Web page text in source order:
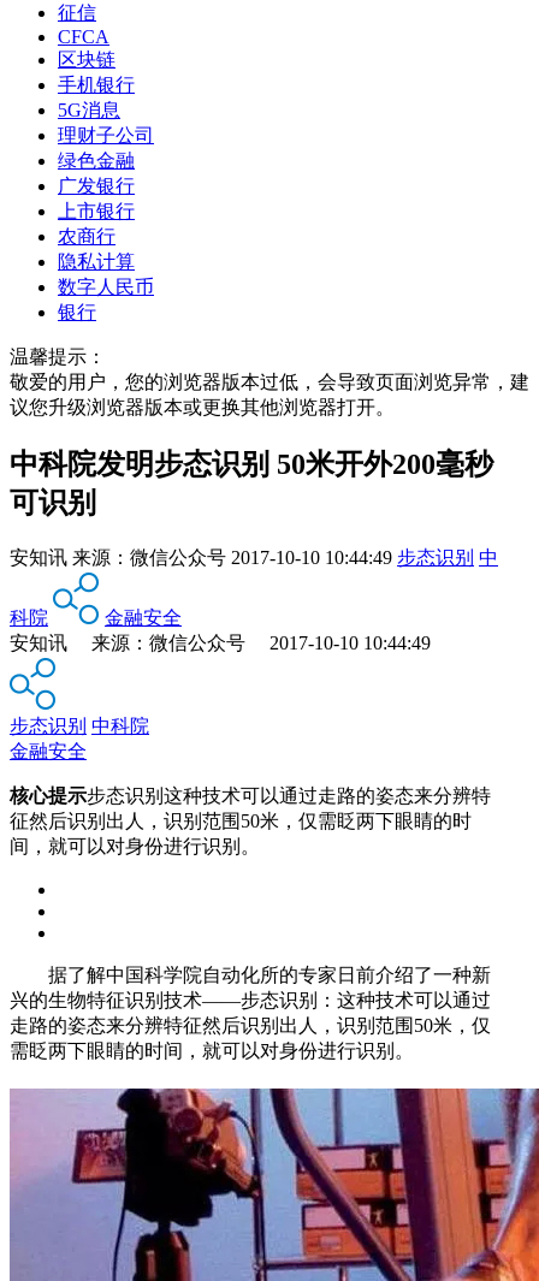
征信
CFCA
区块链
手机银行
5G消息
理财子公司
绿色金融
广发银行
上市银行
农商行
隐私计算
数字人民币
银行
温馨提示：
敬爱的用户，您的浏览器版本过低，会导致页面浏览异常，建
议您升级浏览器版本或更换其他浏览器打开。
中科院发明步态识别 50米开外200毫秒
可识别
安知讯 来源： 微信公众号 2017-10-10 10:44:49 步态识别 中
科院
金融安全
安知讯 来源：微信公众号 2017-10-10 10:44:49
步态识别 中科院
金融安全
核心提示步态识别这种技术可以通过走路的姿态来分辨特
征然后识别出人，识别范围50米，仅需眨两下眼睛的时
间，就可以对身份进行识别。
据了解中国科学院自动化所的专家日前介绍了一种新
兴的生物特征识别技术——步态识别：这种技术可以通过
走路的姿态来分辨特征然后识别出人，识别范围50米，仅
需眨两下眼睛的时间，就可以对身份进行识别。